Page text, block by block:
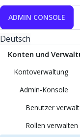
ADMIN CONSOLE
Deutsch
Konten und
Kontoverwaltung
Admin-Konsole
Benutzer
Rollen verwalten